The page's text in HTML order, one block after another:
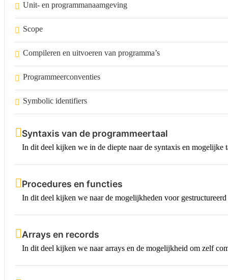
Unit- en programmanaamgeving
Scope
Compileren en uitvoeren van programma’s
Programmeerconventies
Symbolic identifiers
Syntaxis van de programmeertaal
In dit deel kijken we in de diepte naar de syntaxis en mogelijke
Procedures en functies
In dit deel kijken we naar de mogelijkheden voor gestructureerd
Arrays en records
In dit deel kijken we naar arrays en de mogelijkheid om zelf